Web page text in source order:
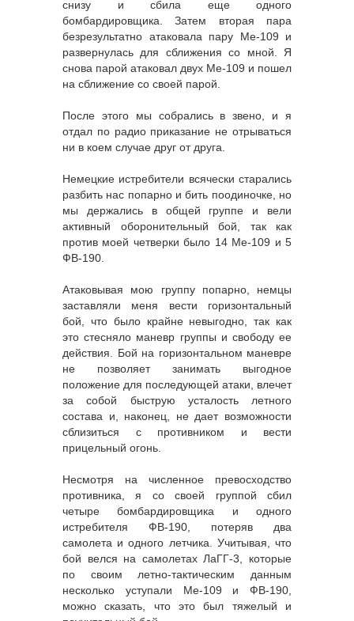
снизу и сбила еще одного
бомбардировщика. Затем вторая пара
безрезультатно атаковала пару Ме-109 и
развернулась для сближения со мной. Я
снова парой атаковал двух Ме-109 и пошел
на сближение со своей парой.
После этого мы собрались в звено, и я
отдал по радио приказание не отрываться
ни в коем случае друг от друга.
Немецкие истребители всячески старались
разбить нас попарно и бить поодиночке, но
мы держались в общей группе и вели
активный оборонительный бой, так как
против моей четверки было 14 Ме-109 и 5
ФВ-190.
Атаковывая мою группу попарно, немцы
заставляли меня вести горизонтальный
бой, что было крайне невыгодно, так как
это стесняло маневр группы и свободу ее
действия. Бой на горизонтальном маневре
не позволяет занимать выгодное
положение для последующей атаки, влечет
за собой быструю усталость летного
состава и, наконец, не дает возможности
сблизиться с противником и вести
прицельный огонь.
Несмотря на численное превосходство
противника, я со своей группой сбил
четыре бомбардировщика и одного
истребителя ФВ-190, потеряв два
самолета и одного летчика. Учитывая, что
бой велся на самолетах ЛаГГ-3, которые
по своим летно-тактическим данным
несколько уступали Ме-109 и ФВ-190,
можно сказать, что это был тяжелый и